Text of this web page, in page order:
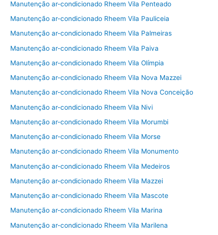
Manutenção ar-condicionado Rheem Vila Penteado
Manutenção ar-condicionado Rheem Vila Pauliceia
Manutenção ar-condicionado Rheem Vila Palmeiras
Manutenção ar-condicionado Rheem Vila Paiva
Manutenção ar-condicionado Rheem Vila Olímpia
Manutenção ar-condicionado Rheem Vila Nova Mazzei
Manutenção ar-condicionado Rheem Vila Nova Conceição
Manutenção ar-condicionado Rheem Vila Nivi
Manutenção ar-condicionado Rheem Vila Morumbi
Manutenção ar-condicionado Rheem Vila Morse
Manutenção ar-condicionado Rheem Vila Monumento
Manutenção ar-condicionado Rheem Vila Medeiros
Manutenção ar-condicionado Rheem Vila Mazzei
Manutenção ar-condicionado Rheem Vila Mascote
Manutenção ar-condicionado Rheem Vila Marina
Manutenção ar-condicionado Rheem Vila Marilena